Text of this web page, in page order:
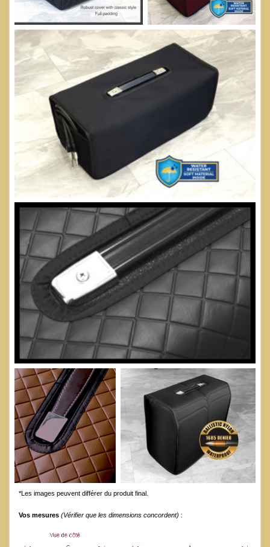
*Les images peuvent différer du produit final.
Vos mesures (Vérifier que les dimensions concordent) :